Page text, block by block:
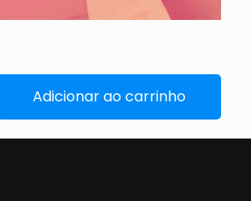
Adicionar ao carrinho